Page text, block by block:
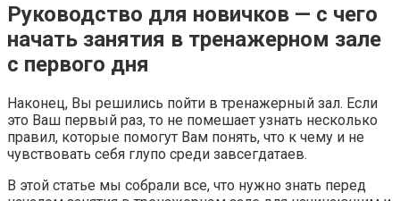
Руководство для новичков — с чего
начать занятия в тренажерном зале
с первого дня
Наконец, Вы решились пойти в тренажерный зал. Если
это Ваш первый раз, то не помешает узнать несколько
правил, которые помогут Вам понять, что к чему и не
чувствовать себя глупо среди завсегдатаев.
В этой статье мы собрали все, что нужно знать перед